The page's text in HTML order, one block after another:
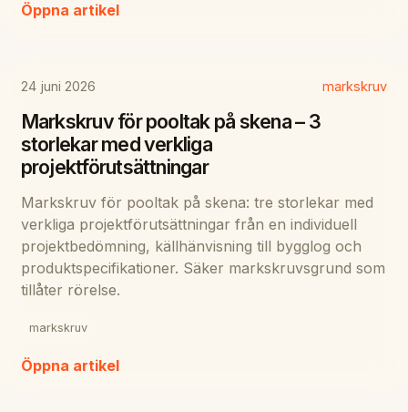
Öppna artikel
24 juni 2026 markskruv
Markskruv för pooltak på skena – 3
storlekar med verkliga
projektförutsättningar
Markskruv för pooltak på skena: tre storlekar med
verkliga projektförutsättningar från en individuell
projektbedömning, källhänvisning till bygglog och
produktspecifikationer. Säker markskruvsgrund som
tillåter rörelse.
markskruv
Öppna artikel